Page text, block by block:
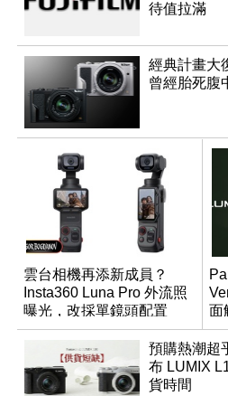
待值拉滿
經典計畫大
曾經胎死腹
雲台相機再添新成員？
Insta360 Luna Pro 外流照
曝光，改採單鏡頭配置
面
調
預購熱潮超
布 LUMIX
貨時間